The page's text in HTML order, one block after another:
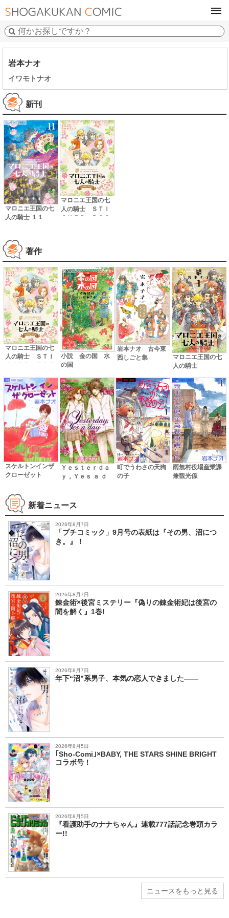
岩本ナオ
イワモトナオ
新刊
マロニエ王国の七
人の騎士 １１
マロニエ王国の七
人の騎士 ＳＴＩ
ＣＫＥＲ ＢＯＯ
著作
マロニエ王国の七
人の騎士 ＳＴＩ
ＣＫＥＲ ＢＯＯ
小説 金の国 水
の国
岩本ナオ 古今東
西しごと集
マロニエ王国の七
人の騎士
スケルトンインザ
クローゼット
Ｙｅｓｔｅｒｄａ
ｙ，Ｙｅｓ ａ ｄ
町でうわさの天狗
の子
雨無村役場産業課
兼観光係
新着ニュース
2026年8月7日
「プチコミック」9月号の表紙は『その男、沼につ
き。』！
2026年8月7日
錬金術×後宮ミステリー『偽りの錬金術妃は後宮の
闇を解く』1巻!
2026年8月7日
年下“沼”系男子、本気の恋人できました――
2026年8月5日
｢Sho-Comi｣×BABY, THE STARS SHINE BRIGHT
コラボ号！
2026年8月5日
『看護助手のナナちゃん』連載777話記念巻頭カラ
ー!!
ニュースをもっと見る